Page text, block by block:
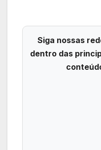
Siga nossas
dentro das